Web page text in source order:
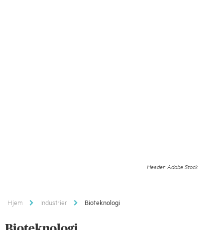
Header: Adobe Stock
Hjem Industrier Bioteknologi